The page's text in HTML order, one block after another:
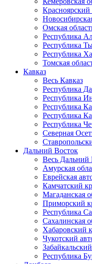
Красноярский
Омская
Республика
Республика
Республика
Томская
Кавказ
Весь Кавказ
Республика
Республика
Республика
Республика
Республика
Северная
Дальний Восток
Весь Дальний
Амурская
Еврейская
Камчатский
Магаданская
Приморский
Республика
Сахалинская
Хабаровский
Чукотский
Республика